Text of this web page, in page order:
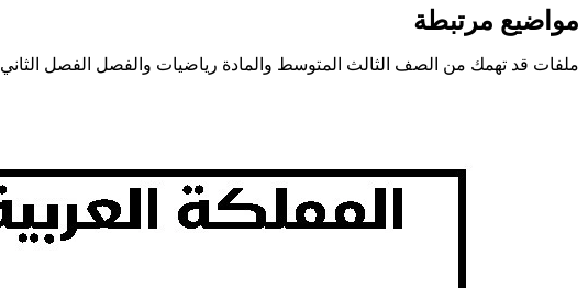
مواضيع مرتبطة
ملفات قد تهمك من الصف الثالث المتوسط والمادة رياضيات والفصل الفصل الثاني